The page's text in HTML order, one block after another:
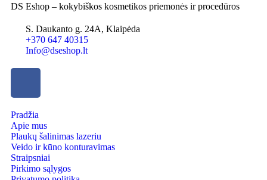
DS Eshop – kokybiškos kosmetikos priemonės ir procedūros
S. Daukanto g. 24A, Klaipėda
+370 647 40315
Info@dseshop.lt
Pradžia
Apie mus
Plaukų šalinimas lazeriu
Veido ir kūno konturavimas
Straipsniai
Pirkimo sąlygos